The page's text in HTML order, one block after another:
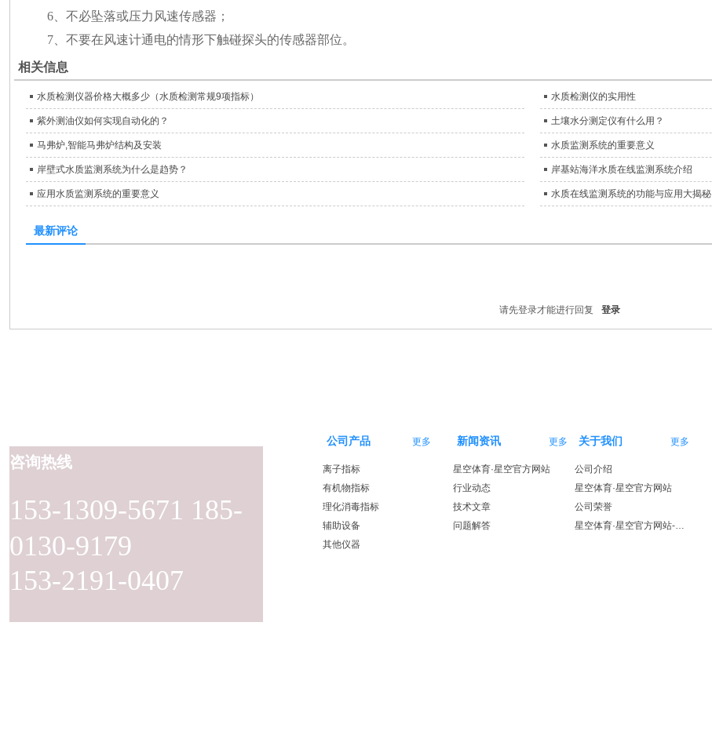
6、不必坠落或压力风速传感器；
7、不要在风速计通电的情形下触碰探头的传感器部位。
相关信息
水质检测仪器价格大概多少（水质检测常规9项指标） 水质检测仪的实用性
紫外测油仪如何实现自动化的？ 土壤水分测定仪有什么用？
马弗炉,智能马弗炉结构及安装 水质监测系统的重要意义
岸壁式水质监测系统为什么是趋势？ 岸基站海洋水质在线监测系统介绍
应用水质监测系统的重要意义 水质在线监测系统的功能与应用大揭秘
最新评论
请先登录才能进行回复 登录
153-1309-5671 185-
0130-9179
153-2191-0407
咨询热线
新闻资讯 更多
星空体育·星空官方网站
行业动态
技术文章
问题解答
公司产品 更多
离子指标
有机物指标
理化消毒指标
辅助设备
其他仪器
关于我们 更多
公司介绍
星空体育·星空官方网站
公司荣誉
星空体育·星空官方网站-星空体育（中国）